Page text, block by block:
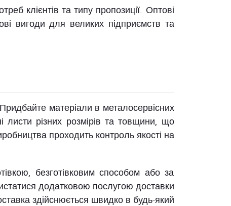
клієнтів та типу пропозиції. Оптові
вигоди для великих підприємств та
матеріали в металосервісних
листи різних розмірів та товщини, що
проходить контроль якості на
безготівковим способом або за
додатковою послугою доставки
здійснюється швидко в будь-який